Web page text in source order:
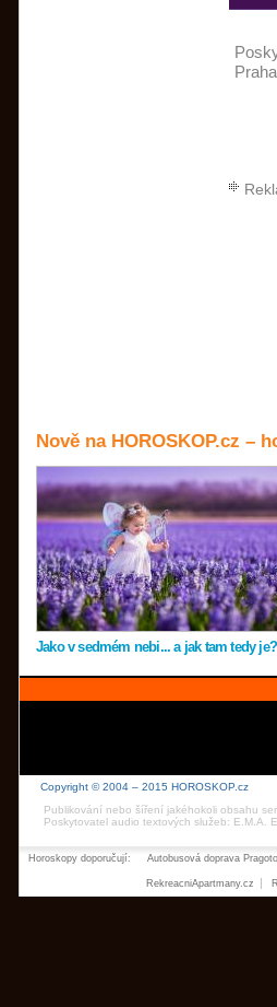
Nově na HOROSKOP.cz –
Jako v sedmém nebi... a jak tam tedy
Copyright © 2004 – 2015 HOROSKOP.cz
Publikování nebo šíření jakéhokoli obsahu
Poskytovatel audio textových služeb: E.M.A.
Horoskopy doporučují: Autobusová doprava
RekreacniApartmany.cz